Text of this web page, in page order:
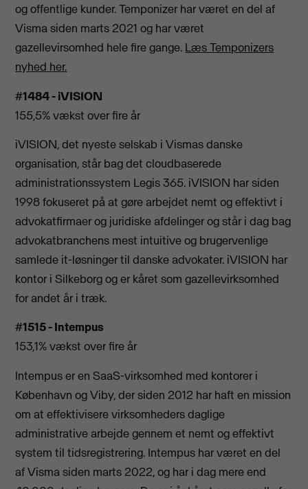
og offentlige kunder. Temponizer har været en del af
Visma siden marts 2021 og har været
gazellevirsomhed hele fire gange. Læs Temponizers
nyhed her.
#1484 - iVISION
155,5% vækst over fire år
iVISION, det nyeste selskab i Vismas danske
organisation, står bag det cloudbaserede
administrationssystem Legis 365. iVISION har siden
1998 fokuseret på at gøre arbejdet nemt og effektivt i
advokatfirmaer og juridiske afdelinger og står i dag bag
advokatbranchens mest intuitive og brugervenlige
samlede it-løsninger til danske advokater. iVISION har
kontor i Silkeborg og er kåret som gazellevirksomhed
for andet år i træk.
#1515 - Intempus
153,1% vækst over fire år
Intempus er en SaaS-virksomhed med kontorer i
København og Viby, der siden 2012 har haft en mission
om at effektivisere virksomheders daglige
administrative arbejde gennem et nemt og effektivt
system til tidsregistrering. Intempus har været en del
af Visma siden marts 2022, og har i dag mere end